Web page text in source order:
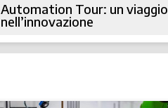
Automation Tour: un viaggio
nell’innovazione